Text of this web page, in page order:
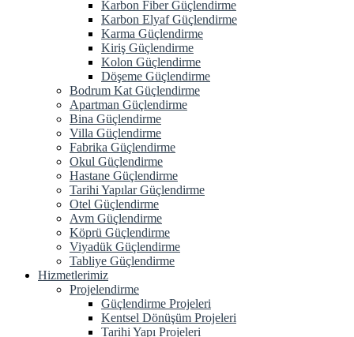
Karbon Fiber Güçlendirme
Karbon Elyaf Güçlendirme
Karma Güçlendirme
Kiriş Güçlendirme
Kolon Güçlendirme
Döşeme Güçlendirme
Bodrum Kat Güçlendirme
Apartman Güçlendirme
Bina Güçlendirme
Villa Güçlendirme
Fabrika Güçlendirme
Okul Güçlendirme
Hastane Güçlendirme
Tarihi Yapılar Güçlendirme
Otel Güçlendirme
Avm Güçlendirme
Köprü Güçlendirme
Viyadük Güçlendirme
Tabliye Güçlendirme
Hizmetlerimiz
Projelendirme
Güçlendirme Projeleri
Kentsel Dönüşüm Projeleri
Tarihi Yapı Projeleri